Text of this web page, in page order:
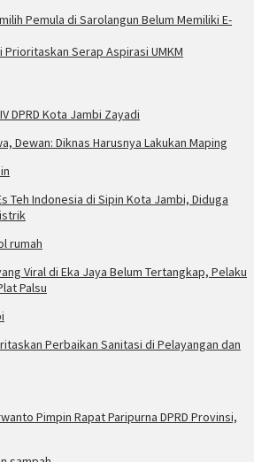
Pemula di Sarolangun Belum Memiliki E-
Prioritaskan Serap Aspirasi UMKM
Dewan: Diknas Harusnya Lakukan Maping
Teh Indonesia di Sipin Kota Jambi, Diduga
Viral di Eka Jaya Belum Tertangkap, Pelaku
Palsu
Perbaikan Sanitasi di Pelayangan dan
Pimpin Rapat Paripurna DPRD Provinsi,